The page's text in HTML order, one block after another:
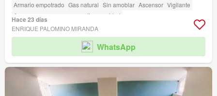
Armario empotrado Gas natural Sin amoblar Ascensor Vigilante
Acceso para personas con discapacidad
Hace 23 días
ENRIQUE PALOMINO MIRANDA
WhatsApp